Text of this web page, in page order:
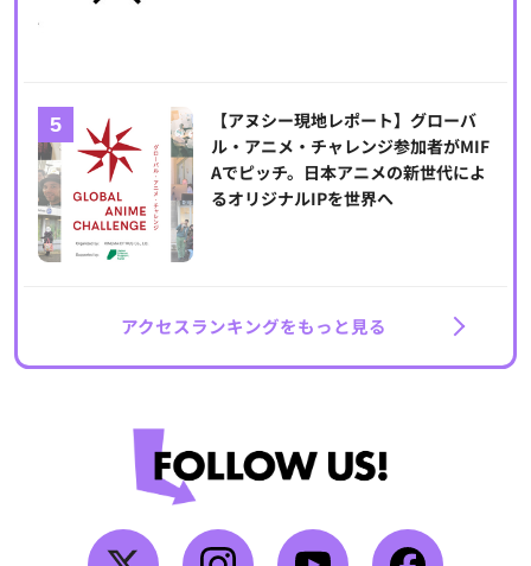
【アヌシー現地レポート】グローバ
ル・アニメ・チャレンジ参加者がMIF
Aでピッチ。日本アニメの新世代によ
るオリジナルIPを世界へ
アクセスランキングをもっと見る